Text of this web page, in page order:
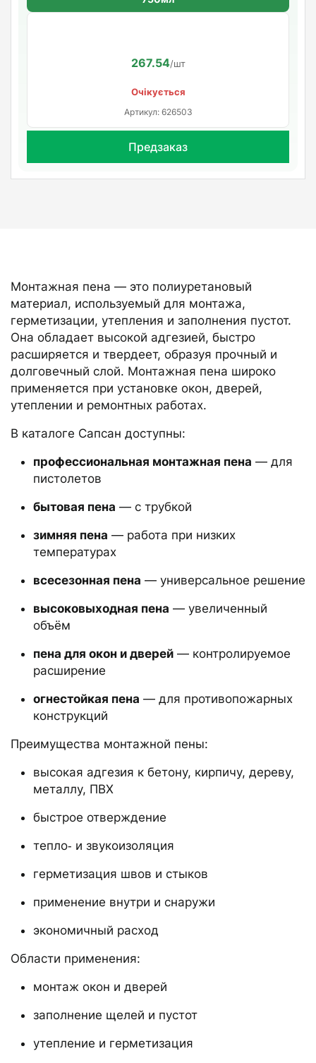
267.54/шт
Очікується
Артикул: 626503
Предзаказ
Монтажная пена — это полиуретановый
материал, используемый для монтажа,
герметизации, утепления и заполнения пустот.
Она обладает высокой адгезией, быстро
расширяется и твердеет, образуя прочный и
долговечный слой. Монтажная пена широко
применяется при установке окон, дверей,
утеплении и ремонтных работах.
В каталоге Сапсан доступны:
профессиональная монтажная пена — для
пистолетов
бытовая пена — с трубкой
зимняя пена — работа при низких
температурах
всесезонная пена — универсальное решение
высоковыходная пена — увеличенный
объём
пена для окон и дверей — контролируемое
расширение
огнестойкая пена — для противопожарных
конструкций
Преимущества монтажной пены:
высокая адгезия к бетону, кирпичу, дереву,
металлу, ПВХ
быстрое отверждение
тепло‑ и звукоизоляция
герметизация швов и стыков
применение внутри и снаружи
экономичный расход
Области применения:
монтаж окон и дверей
заполнение щелей и пустот
утепление и герметизация